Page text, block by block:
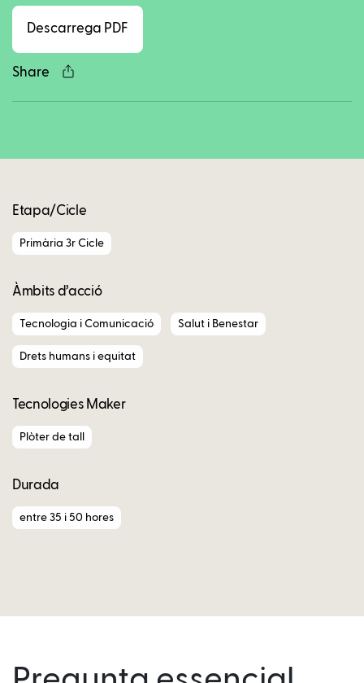
Descarrega PDF
Share
Etapa/Cicle
Primària 3r Cicle
Àmbits d’acció
Tecnologia i Comunicació Salut i Benestar
Drets humans i equitat
Tecnologies Maker
Plòter de tall
Durada
entre 35 i 50 hores